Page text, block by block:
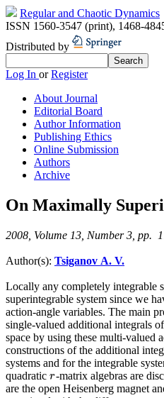
Regular and Chaotic Dynamics
ISSN 1560-3547 (print), 1468-
Distributed by
Log In orRegister
About Journal
Editorial Board
Author Information
Publishing Ethics
Online Submission
Authors
Archive
On Maximally
2008, Volume 13, Number 3, pp.
Author(s): Tsiganov A. V.
Locally any completely integrable
superintegrable system since we
action-angle variables. The main
single-valued additional integrals
space by using these multi-valued
constructions of the additional
systems and for the integrable
quadratic r
r -matrix algebras are
are the open Heisenberg magnet